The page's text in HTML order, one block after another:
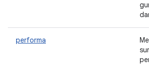
performa